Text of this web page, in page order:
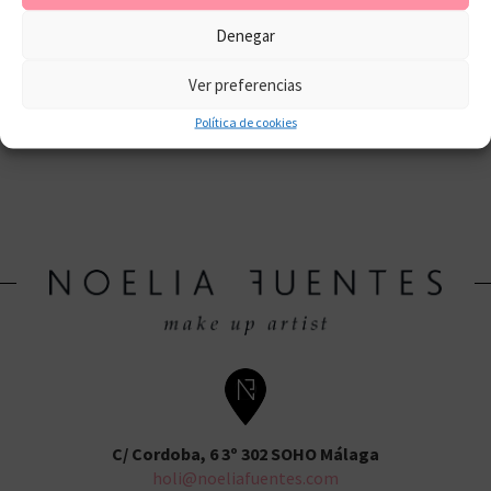
Denegar
Ver preferencias
Política de cookies
C/ Cordoba, 6 3º 302 SOHO Málaga
holi@noeliafuentes.com